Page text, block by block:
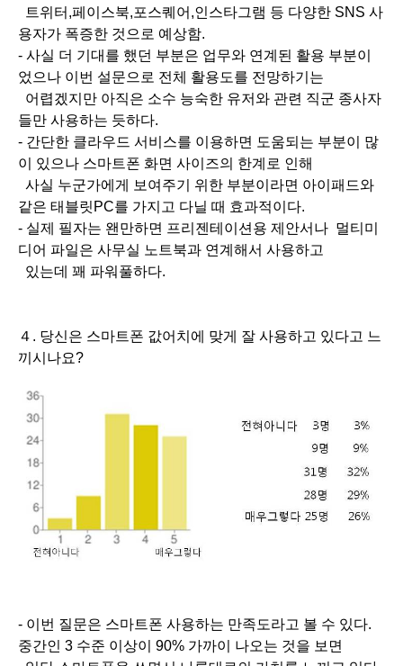
트위터,페이스북,포스퀘어,인스타그램 등 다양한 SNS 사
용자가 폭증한 것으로 예상함.
- 사실 더 기대를 했던 부분은 업무와 연계된 활용 부분이
었으나 이번 설문으로 전체 활용도를 전망하기는
어렵겠지만 아직은 소수 능숙한 유저와 관련 직군 종사자
들만 사용하는 듯하다.
- 간단한 클라우드 서비스를 이용하면 도움되는 부분이 많
이 있으나 스마트폰 화면 사이즈의 한계로 인해
사실 누군가에게 보여주기 위한 부분이라면 아이패드와
같은 태블릿PC를 가지고 다닐 때 효과적이다.
- 실제 필자는 왠만하면 프리젠테이션용 제안서나 멀티미
디어 파일은 사무실 노트북과 연계해서 사용하고
있는데 꽤 파워풀하다.
４. 당신은 스마트폰 값어치에 맞게 잘 사용하고 있다고 느
끼시나요?
- 이번 질문은 스마트폰 사용하는 만족도라고 볼 수 있다.
중간인 3 수준 이상이 90% 가까이 나오는 것을 보면